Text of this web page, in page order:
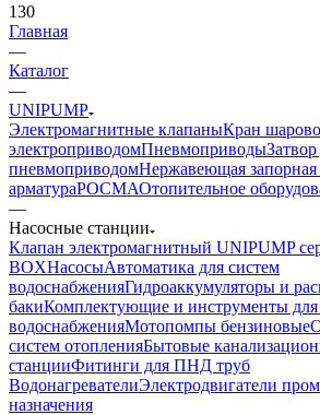
130
Главная
—
Каталог
—
UNIPUMP
Электромагнитные клапаныКран
электроприводомПневмоприводы
пневмоприводомНержавеющая
арматураРОСМАОтопительное
—
Насосные станции
Клапан электромагнитный UNIPUMP
BOXНасосыАвтоматика для систем
водоснабженияГидроаккумуляторы и
бакиКомплектующие и инструменты для
водоснабженияМотопомпы бензиновые
систем отопленияБытовые
станцииФитинги для ПНД труб
ВодонагревателиЭлектродвигатели
назначения